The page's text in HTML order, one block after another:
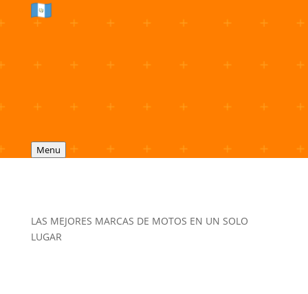
Menu
LAS MEJORES MARCAS DE MOTOS EN UN SOLO
LUGAR